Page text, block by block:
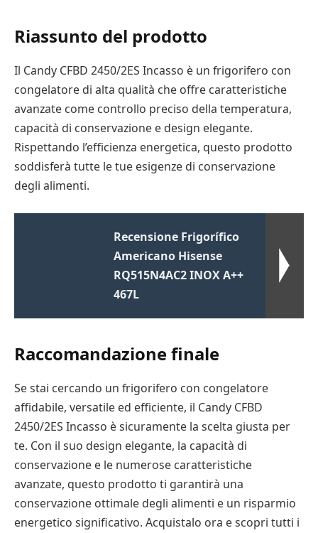
Riassunto del prodotto
Il Candy CFBD 2450/2ES Incasso è un frigorifero con
congelatore di alta qualità che offre caratteristiche
avanzate come controllo preciso della temperatura,
capacità di conservazione e design elegante.
Rispettando l’efficienza energetica, questo prodotto
soddisferà tutte le tue esigenze di conservazione
degli alimenti.
Recensione Frigorífico
Americano Hisense
RQ515N4AC2 INOX A++
467L
Raccomandazione finale
Se stai cercando un frigorifero con congelatore
affidabile, versatile ed efficiente, il Candy CFBD
2450/2ES Incasso è sicuramente la scelta giusta per
te. Con il suo design elegante, la capacità di
conservazione e le numerose caratteristiche
avanzate, questo prodotto ti garantirà una
conservazione ottimale degli alimenti e un risparmio
energetico significativo. Acquistalo ora e scopri tutti i